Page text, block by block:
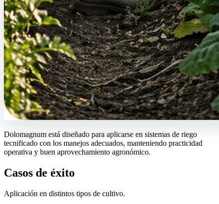
Dolomagnum está diseñado para aplicarse en sistemas de riego
tecnificado con los manejos adecuados, manteniendo practicidad
operativa y buen aprovechamiento agronómico.
Casos de éxito
Aplicación en distintos tipos de cultivo.